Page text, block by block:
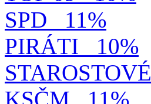
SPD
11%
PIRÁTI
10%
STAROSTOVÉ